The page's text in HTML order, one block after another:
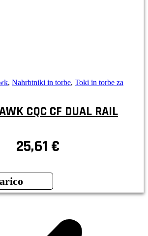
, Nahrbtniki in torbe, Toki in torbe za
CQC CF DUAL RAIL
25,61 €